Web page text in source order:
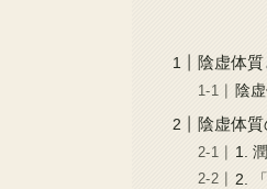
陰虚体質
陰
陰虚体
1.
2.